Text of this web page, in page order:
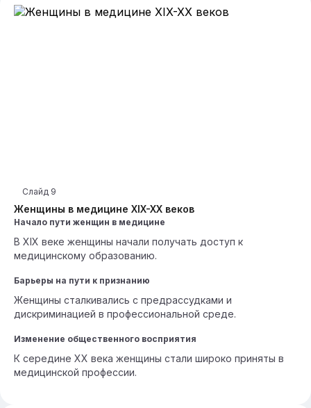
Женщины в медицине XIX-XX веков
Слайд 9
Начало пути женщин в медицине
В XIX веке женщины начали получать доступ к
медицинскому образованию.
Барьеры на пути к признанию
Женщины сталкивались с предрассудками и
дискриминацией в профессиональной среде.
Изменение общественного восприятия
К середине XX века женщины стали широко приняты в
медицинской профессии.